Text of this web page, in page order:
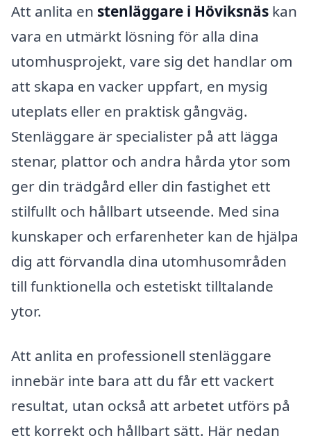
Att anlita en stenläggare i Höviksnäs kan
vara en utmärkt lösning för alla dina
utomhusprojekt, vare sig det handlar om
att skapa en vacker uppfart, en mysig
uteplats eller en praktisk gångväg.
Stenläggare är specialister på att lägga
stenar, plattor och andra hårda ytor som
ger din trädgård eller din fastighet ett
stilfullt och hållbart utseende. Med sina
kunskaper och erfarenheter kan de hjälpa
dig att förvandla dina utomhusområden
till funktionella och estetiskt tilltalande
ytor.
Att anlita en professionell stenläggare
innebär inte bara att du får ett vackert
resultat, utan också att arbetet utförs på
ett korrekt och hållbart sätt. Här nedan